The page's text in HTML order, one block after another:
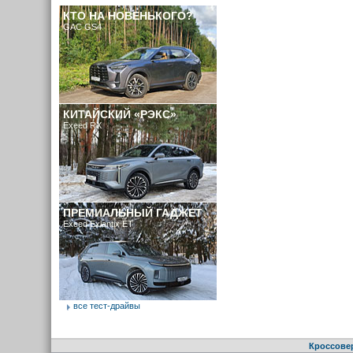
КТО НА НОВЕНЬКОГО?
GAC GS4
КИТАЙСКИЙ «РЭКС»
Exeed RX
ПРЕМИАЛЬНЫЙ ГАДЖЕТ
Exeed Exlantix ET
все тест-драйвы